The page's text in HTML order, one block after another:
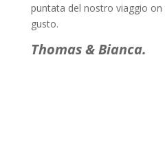
puntata del nostro viaggio
gusto.
Thomas & Bianca.